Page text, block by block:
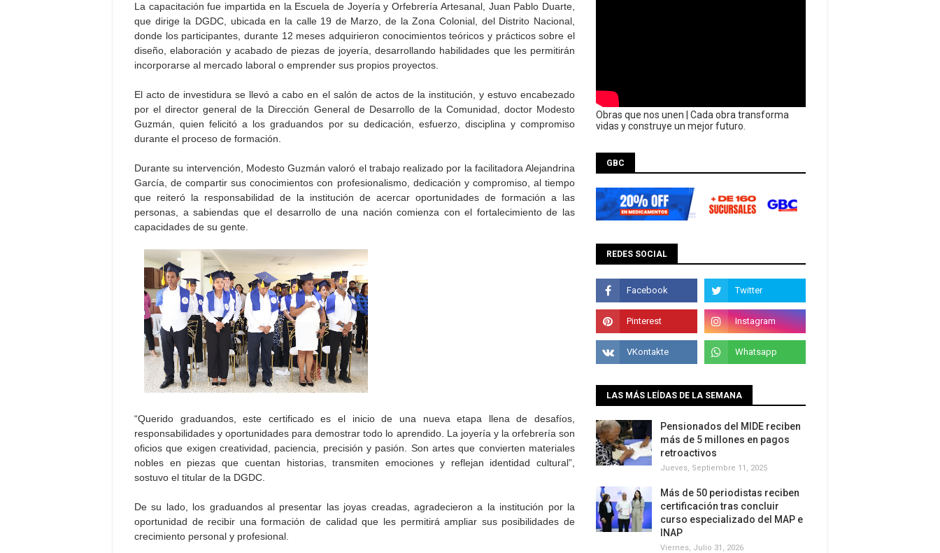
La capacitación fue impartida en la Escuela de Joyería y Orfebrería Artesanal, Juan Pablo Duarte,
que dirige la DGDC, ubicada en la calle 19 de Marzo, de la Zona Colonial, del Distrito Nacional,
donde los participantes, durante 12 meses adquirieron conocimientos teóricos y prácticos sobre el
diseño, elaboración y acabado de piezas de joyería, desarrollando habilidades que les permitirán
incorporarse al mercado laboral o emprender sus propios proyectos.
El acto de investidura se llevó a cabo en el salón de actos de la institución, y estuvo encabezado
por el director general de la Dirección General de Desarrollo de la Comunidad, doctor Modesto
Guzmán, quien felicitó a los graduandos por su dedicación, esfuerzo, disciplina y compromiso
durante el proceso de formación.
Durante su intervención, Modesto Guzmán valoró el trabajo realizado por la facilitadora Alejandrina
García, de compartir sus conocimientos con profesionalismo, dedicación y compromiso, al tiempo
que reiteró la responsabilidad de la institución de acercar oportunidades de formación a las
personas, a sabiendas que el desarrollo de una nación comienza con el fortalecimiento de las
capacidades de su gente.
“Querido graduandos, este certificado es el inicio de una nueva etapa llena de desafíos,
responsabilidades y oportunidades para demostrar todo lo aprendido. La joyería y la orfebrería son
oficios que exigen creatividad, paciencia, precisión y pasión. Son artes que convierten materiales
nobles en piezas que cuentan historias, transmiten emociones y reflejan identidad cultural”,
sostuvo el titular de la DGDC.
De su lado, los graduandos al presentar las joyas creadas, agradecieron a la institución por la
oportunidad de recibir una formación de calidad que les permitirá ampliar sus posibilidades de
crecimiento personal y profesional.
Obras que nos unen | Cada obra transforma
vidas y construye un mejor futuro.
GBC
REDES SOCIAL
LAS MÁS LEÍDAS DE LA SEMANA
Pensionados del MIDE reciben
más de 5 millones en pagos
retroactivos
Jueves, Septiembre 11, 2025
Más de 50 periodistas reciben
certificación tras concluir
curso especializado del MAP e
INAP
Viernes, Julio 31, 2026